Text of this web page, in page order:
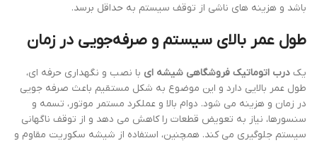
باشد و هزینه های ناشی از توقف سیستم به حداقل برسد.
طول عمر بالای سیستم و صرفه‌جویی در زمان
یک درب اتوماتیک فروشگاهی شیشه ای با نصب و نگهداری حرفه ای،
طول عمر بالایی دارد و این موضوع به شکل مستقیم باعث صرفه جویی
در زمان و هزینه می شود. دوام بالا و عملکرد مستمر موتور، تسمه و
سنسورها، نیاز به تعویض قطعات را کاهش می دهد و از توقف ناگهانی
سیستم جلوگیری می کند. همچنین، استفاده از شیشه سکوریت مقاوم و